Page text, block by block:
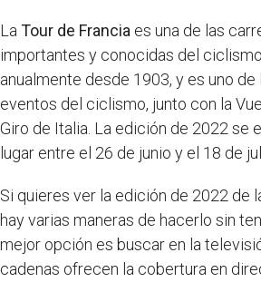
La Tour de Francia es una de las
importantes y conocidas del
anualmente desde 1903, y es uno
eventos del ciclismo, junto con la
Giro de Italia. La edición de 2022 se
lugar entre el 26 de junio y el 18 de
Si quieres ver la edición de 2022 de
hay varias maneras de hacerlo sin
mejor opción es buscar en la
cadenas ofrecen la cobertura en